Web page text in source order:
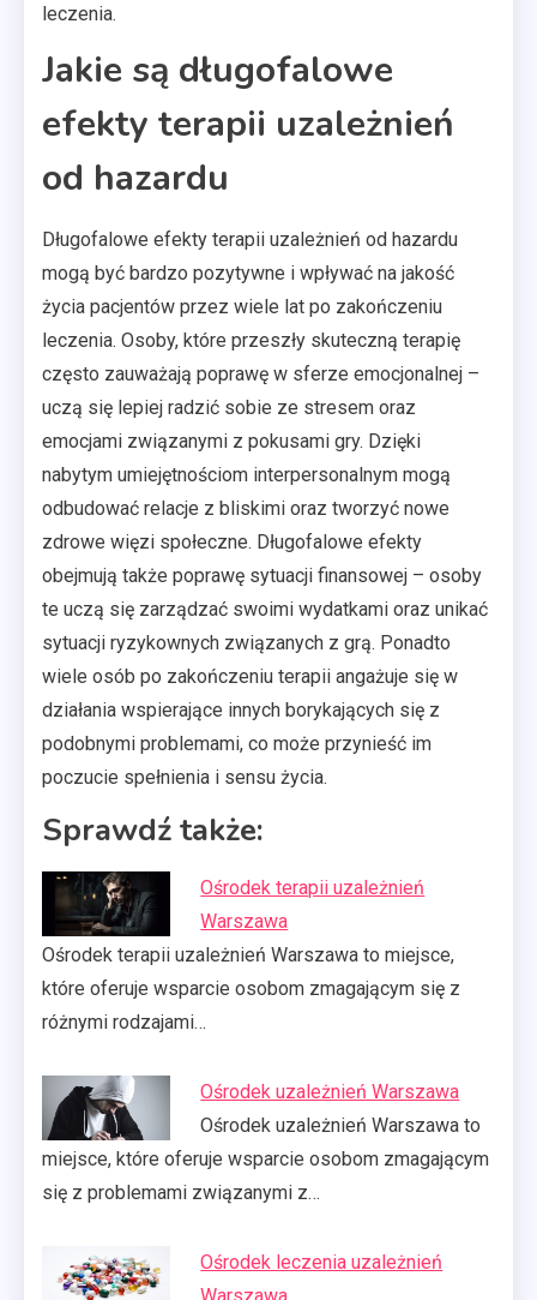
leczenia.
Jakie są długofalowe
efekty terapii uzależnień
od hazardu
Długofalowe efekty terapii uzależnień od hazardu
mogą być bardzo pozytywne i wpływać na jakość
życia pacjentów przez wiele lat po zakończeniu
leczenia. Osoby, które przeszły skuteczną terapię
często zauważają poprawę w sferze emocjonalnej –
uczą się lepiej radzić sobie ze stresem oraz
emocjami związanymi z pokusami gry. Dzięki
nabytym umiejętnościom interpersonalnym mogą
odbudować relacje z bliskimi oraz tworzyć nowe
zdrowe więzi społeczne. Długofalowe efekty
obejmują także poprawę sytuacji finansowej – osoby
te uczą się zarządzać swoimi wydatkami oraz unikać
sytuacji ryzykownych związanych z grą. Ponadto
wiele osób po zakończeniu terapii angażuje się w
działania wspierające innych borykających się z
podobnymi problemami, co może przynieść im
poczucie spełnienia i sensu życia.
Sprawdź także:
Ośrodek terapii uzależnień
Warszawa
Ośrodek terapii uzależnień Warszawa to miejsce,
które oferuje wsparcie osobom zmagającym się z
różnymi rodzajami…
Ośrodek uzależnień Warszawa
Ośrodek uzależnień Warszawa to
miejsce, które oferuje wsparcie osobom zmagającym
się z problemami związanymi z…
Ośrodek leczenia uzależnień